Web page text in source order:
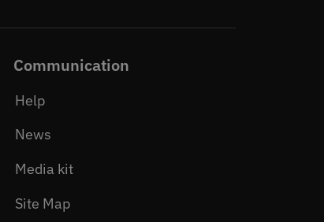
Communication
Help
News
Media kit
Site Map